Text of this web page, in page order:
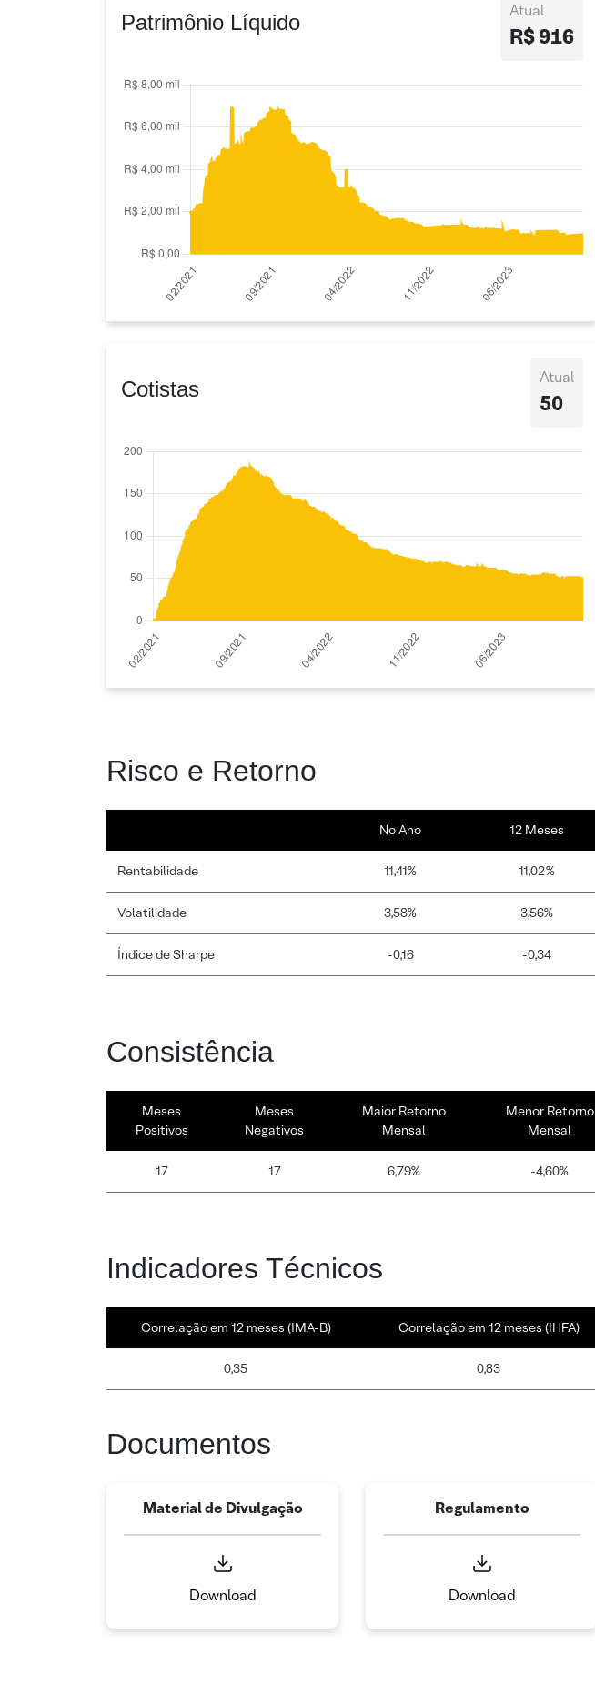
Patrimônio Líquido Atual
R$ 916
Cotistas Atual
50
Risco e Retorno
No Ano 12 Meses
Rentabilidade 11,41% 11,02%
Volatilidade 3,58% 3,56%
Índice de Sharpe -0,16 -0,34
Consistência
Meses
Positivos
Meses
Negativos
Maior Retorno
Mensal
Menor Retorno
Mensal
17 17 6,79% -4,60%
Indicadores Técnicos
Correlação em 12 meses (IMA-B) Correlação em 12 meses (IHFA)
0,35 0,83
Documentos
Material de Divulgação
Download
Regulamento
Download